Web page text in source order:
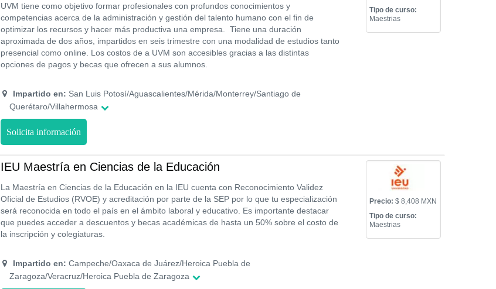
UVM tiene como objetivo formar profesionales con profundos conocimientos y
competencias acerca de la administración y gestión del talento humano con el fin de
optimizar los recursos y hacer más productiva una empresa. Tiene una duración
aproximada de dos años, impartidos en seis trimestre con una modalidad de estudios tanto
presencial como online. Los costos de a UVM son accesibles gracias a las distintas
opciones de pagos y becas que ofrecen a sus alumnos.
Impartido en: San Luis Potosí/Aguascalientes/Mérida/Monterrey/Santiago de
Querétaro/Villahermosa
Tipo de curso:
Maestrias
Solicita información
IEU Maestría en Ciencias de la Educación
La Maestría en Ciencias de la Educación en la IEU cuenta con Reconocimiento Validez
Oficial de Estudios (RVOE) y acreditación por parte de la SEP por lo que tu especialización
será reconocida en todo el país en el ámbito laboral y educativo. Es importante destacar
que puedes acceder a descuentos y becas académicas de hasta un 50% sobre el costo de
la inscripción y colegiaturas.
Impartido en: Campeche/Oaxaca de Juárez/Heroica Puebla de
Zaragoza/Veracruz/Heroica Puebla de Zaragoza
Precio: $ 8,408 MXN
Tipo de curso:
Maestrias